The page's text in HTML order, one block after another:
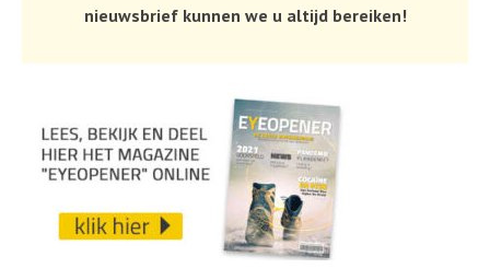
nieuwsbrief kunnen we u altijd bereiken!